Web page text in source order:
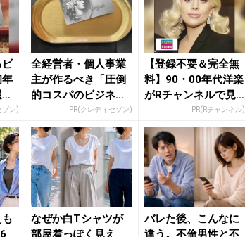
ビ
年
ゾン)
全経営者・個人事業
主が作るべき「圧倒
的コスパのビジネス
カード」PR(クレディセゾン)
【登録不要＆完全無
料】90・00年代洋楽
がRチャンネルで見
PR(Rチャンネル)
なぜか白Tシャツが
部屋着っぽく見え
バレた後、こんなに
違う。不倫男性と不